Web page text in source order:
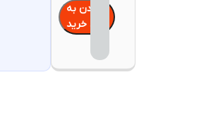
افزودن به
سبد خرید